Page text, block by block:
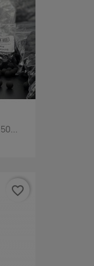
favorite_border